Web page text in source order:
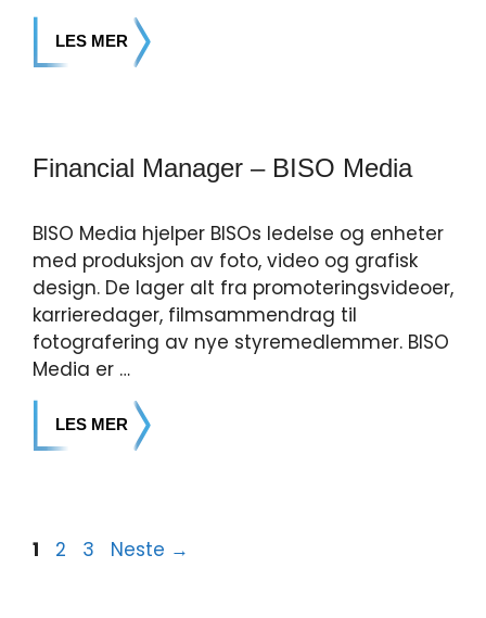
LES MER
Financial Manager – BISO Media
BISO Media hjelper BISOs ledelse og enheter
med produksjon av foto, video og grafisk
design. De lager alt fra promoteringsvideoer,
karrieredager, filmsammendrag til
fotografering av nye styremedlemmer. BISO
Media er …
LES MER
1 2 3 Neste →